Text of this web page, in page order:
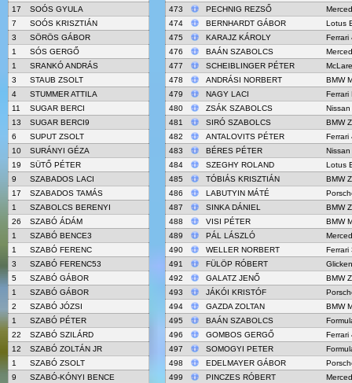
17
SOÓS GYULA
7
SOÓS KRISZTIÁN
3
SÖRÖS GÁBOR
1
SÓS GERGŐ
1
SRANKÓ ANDRÁS
3
STAUB ZSOLT
4
STUMMER ATTILA
11
SUGAR BERCI
13
SUGAR BERCI9
6
SUPUT ZSOLT
10
SURÁNYI GÉZA
19
SÜTŐ PÉTER
9
SZABADOS LACI
17
SZABADOS TAMÁS
1
SZABOLCS BERENYI
26
SZABÓ ÁDÁM
1
SZABÓ BENCE3
1
SZABÓ FERENC
3
SZABÓ FERENC53
5
SZABÓ GÁBOR
1
SZABÓ GÁBOR
2
SZABÓ JÓZSI
1
SZABÓ PÉTER
22
SZABÓ SZILÁRD
12
SZABÓ ZOLTÁN JR
1
SZABÓ ZSOLT
9
SZABÓ-KÓNYI BENCE
473
PECHNIG REZSŐ
474
BERNHARDT GÁBOR
Lotus
475
KARAJZ KÁROLY
Ferrari
476
BAÁN SZABOLCS
477
SCHEIBLINGER PÉTER
478
ANDRÁSI NORBERT
BMW
479
NAGY LACI
Ferrari
480
ZSÁK SZABOLCS
Nissan
481
SIRÓ SZABOLCS
BMW
482
ANTALOVITS PÉTER
Ferrari
483
BÉRES PÉTER
Nissan
484
SZEGHY ROLAND
Lotus
485
TÓBIÁS KRISZTIÁN
BMW
486
LABUTYIN MÁTÉ
487
SINKA DÁNIEL
BMW
488
VISI PÉTER
BMW
489
PÁL LÁSZLÓ
490
WELLER NORBERT
Ferrari
491
FÜLÖP RÓBERT
492
GALATZ JENŐ
BMW
493
JÁKÓI KRISTÓF
494
GAZDA ZOLTAN
BMW
495
BAÁN SZABOLCS
496
GOMBOS GERGŐ
Ferrari
497
SOMOGYI PETER
498
EDELMAYER GÁBOR
499
PINCZES RÓBERT